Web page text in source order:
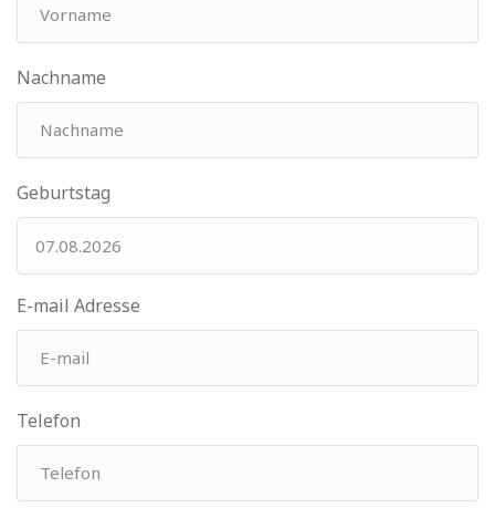
Nachname
Geburtstag
E-mail Adresse
Telefon